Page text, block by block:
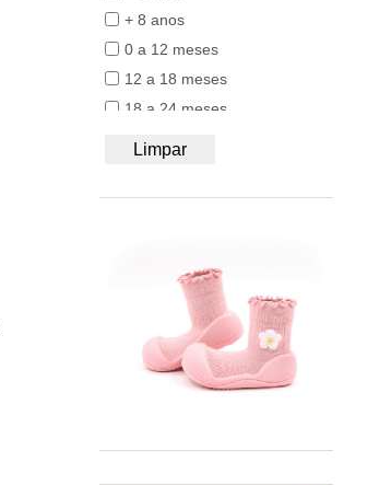
62/68
74/80
86/92
A4
Bobbi Ravioli
BS Toys
BundleBean
Carl Oscar®
Close Parent
Colorino
+ 8 anos
0 a 12 meses
12 a 18 meses
18 a 24 meses
Alimentação e BLW
Babywearing
Brinquedos
Com rodas
Equilíbrio e Coordenação
Limpar